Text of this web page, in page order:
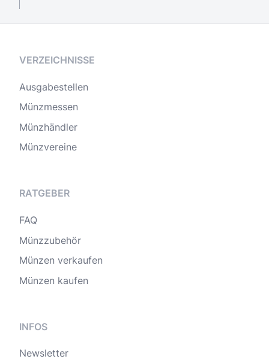
VERZEICHNISSE
Ausgabestellen
Münzmessen
Münzhändler
Münzvereine
RATGEBER
FAQ
Münzzubehör
Münzen verkaufen
Münzen kaufen
INFOS
Newsletter